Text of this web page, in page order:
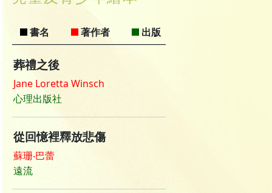
書名 著作者 出版
葬禮之後
Jane Loretta Winsch
心理出版社
從回憶裡釋放悲傷
蘇珊‧巴蕾
遠流